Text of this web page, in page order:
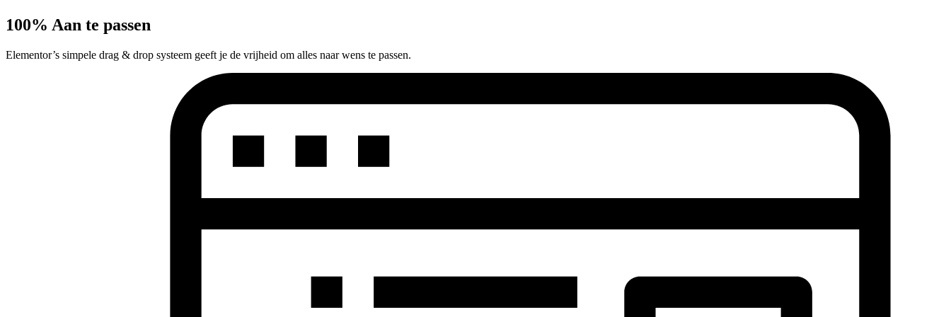
100% Aan te passen
Elementor’s simpele drag & drop systeem geeft je de vrijheid om alles naar wens te passen.